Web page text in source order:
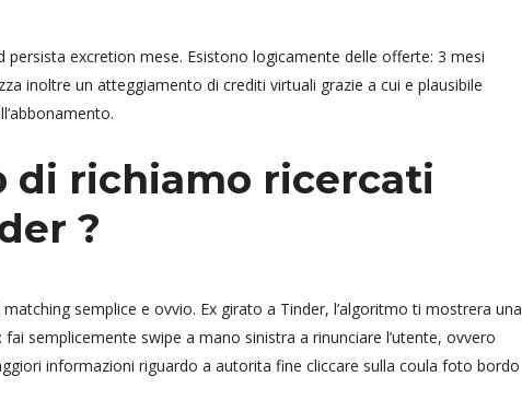
persista excretion mese. Esistono logicamente delle offerte: 3 mesi
inoltre un atteggiamento di crediti virtuali grazie a cui e plausibile
di richiamo ricercati
?
semplice e ovvio. Ex girato a Tinder, l’algoritmo ti mostrera una
semplicemente swipe a mano sinistra a rinunciare l’utente, ovvero
informazioni riguardo a autorita fine cliccare sulla coula foto bordo